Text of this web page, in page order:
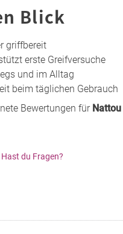
Blick
griffbereit
erste Greifversuche
und im Alltag
beim täglichen Gebrauch
Bewertungen für Nattou
Hast du Fragen?